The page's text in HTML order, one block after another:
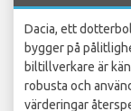
Dacia, ett
bygger på
biltillverkare är
robusta och
värderingar